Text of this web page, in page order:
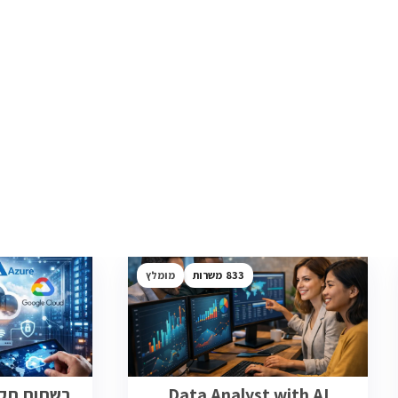
833 מומלץ